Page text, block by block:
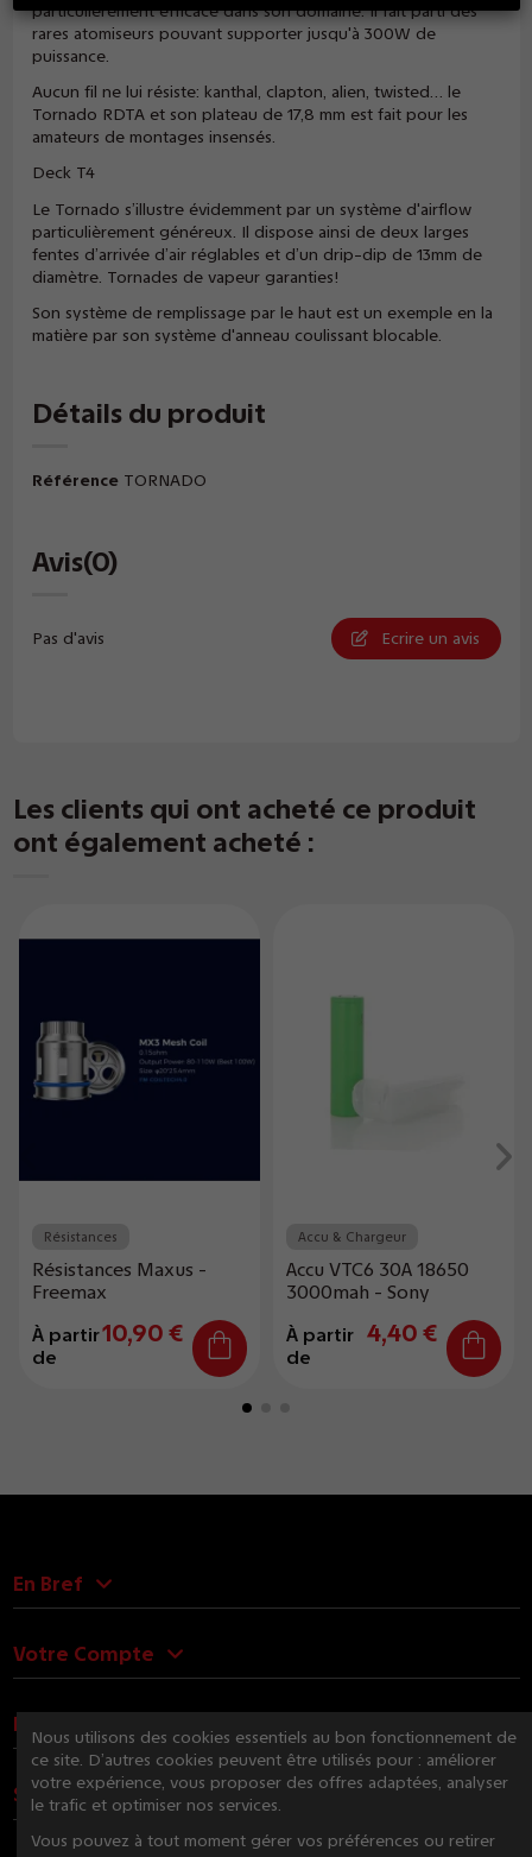
particulièrement efficace dans son domaine. Il fait parti des
rares atomiseurs pouvant supporter jusqu'à 300W de
puissance.
Aucun fil ne lui résiste: kanthal, clapton, alien, twisted… le
Tornado RDTA et son plateau de 17,8 mm est fait pour les
amateurs de montages insensés.
Deck T4
Le Tornado s’illustre évidemment par un système d'airflow
particulièrement généreux. Il dispose ainsi de deux larges
fentes d’arrivée d’air réglables et d’un drip-dip de 13mm de
diamètre. Tornades de vapeur garanties!
Son système de remplissage par le haut est un exemple en la
matière par son système d'anneau coulissant blocable.
Détails du produit
Référence TORNADO
Avis(0)
Pas d'avis Ecrire un avis
Les clients qui ont acheté ce produit
ont également acheté :
Résistances
Résistances Maxus -
Freemax
À partir
de
10,90 €
Accu & Chargeur
Accu VTC6 30A 18650
3000mah - Sony
À partir
de
4,40 €
En Bref
Votre Compte
Nous Contacter
Suivez-nous
Nous utilisons des cookies essentiels au bon fonctionnement de
ce site. D’autres cookies peuvent être utilisés pour : améliorer
votre expérience, vous proposer des offres adaptées, analyser
le trafic et optimiser nos services.
Vous pouvez à tout moment gérer vos préférences ou retirer